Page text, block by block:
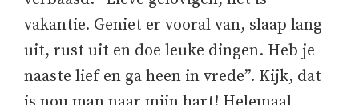
vakantie. Geniet er vooral van, slaap lang
uit, rust uit en doe leuke dingen. Heb je
naaste lief en ga heen in vrede”. Kijk, dat